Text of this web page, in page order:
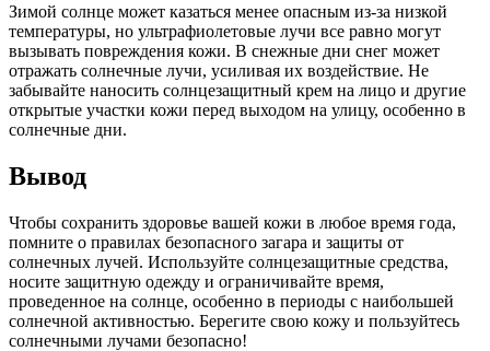
Зимой солнце может казаться менее опасным из-за низкой
температуры, но ультрафиолетовые лучи все равно могут
вызывать повреждения кожи. В снежные дни снег может
отражать солнечные лучи, усиливая их воздействие. Не
забывайте наносить солнцезащитный крем на лицо и другие
открытые участки кожи перед выходом на улицу, особенно в
солнечные дни.
Вывод
Чтобы сохранить здоровье вашей кожи в любое время года,
помните о правилах безопасного загара и защиты от
солнечных лучей. Используйте солнцезащитные средства,
носите защитную одежду и ограничивайте время,
проведенное на солнце, особенно в периоды с наибольшей
солнечной активностью. Берегите свою кожу и пользуйтесь
солнечными лучами безопасно!